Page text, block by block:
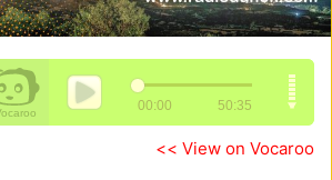
View on Vocaroo >>